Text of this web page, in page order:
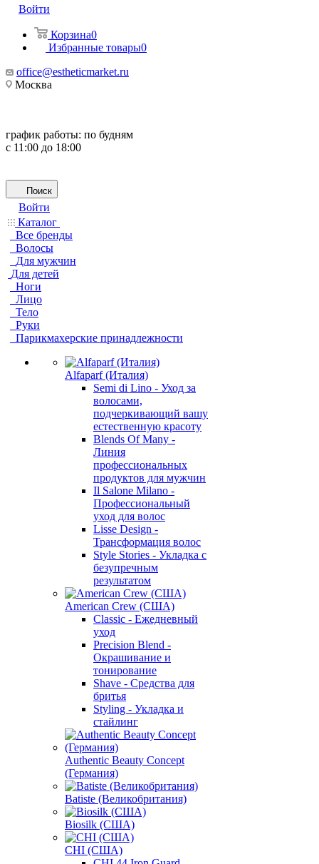
Войти
Корзина0
Избранные товары0
office@estheticmarket.ru
Москва
график работы: по будням
с 11:00 до 18:00
Поиск
Войти
Каталог
Все бренды
Волосы
Для мужчин
Для детей
Ноги
Лицо
Тело
Руки
Парикмахерские принадлежности
Alfaparf (Италия)
Semi di Lino - Уход за
волосами,
подчеркивающий вашу
естественную красоту
Blends Of Many -
Линия
профессиональных
продуктов для мужчин
Il Salone Milano -
Профессиональный
уход для волос
Lisse Design -
Трансформация волос
Style Stories - Укладка с
безупречным
результатом
American Crew (США)
Classic - Ежедневный
уход
Precision Blend -
Окрашивание и
тонирование
Shave - Средства для
бритья
Styling - Укладка и
стайлинг
Authentic Beauty Concept
(Германия)
Batiste (Великобритания)
Biosilk (США)
CHI (США)